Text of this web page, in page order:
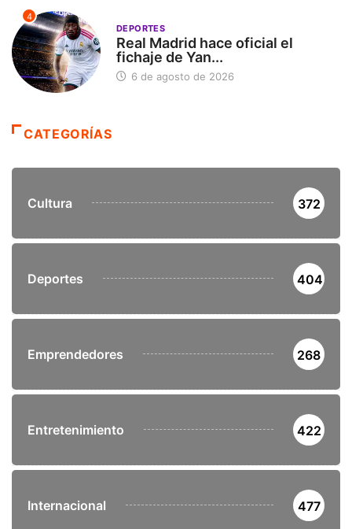
4
DEPORTES
Real Madrid hace oficial el
fichaje de Yan...
6 de agosto de 2026
CATEGORÍAS
Cultura 372
Deportes 404
Emprendedores 268
Entretenimiento 422
Internacional 477